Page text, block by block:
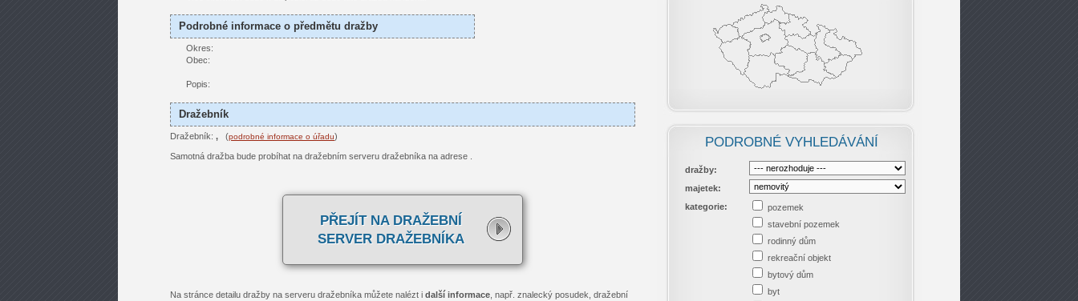
Podrobné informace o předmětu dražby
Okres:
Obec:
Popis:
Dražebník
Dražebník: , (podrobné informace o úřadu)
Samotná dražba bude probíhat na dražebním serveru dražebníka na adrese
PŘEJÍT NA DRAŽEBNÍ
SERVER DRAŽEBNÍKA
Na stránce detailu dražby na serveru dražebníka můžete nalézt i další informace , např. znalecký posudek, dražební
PODROBNÉ VYHLEDÁVÁNÍ
dražby:
majetek:
kategorie:
pozemek
stavební pozemek
rodinný dům
rekreační objekt
bytový dům
byt